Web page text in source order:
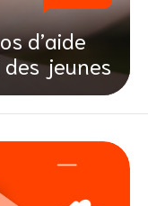
d’aide
jeunes